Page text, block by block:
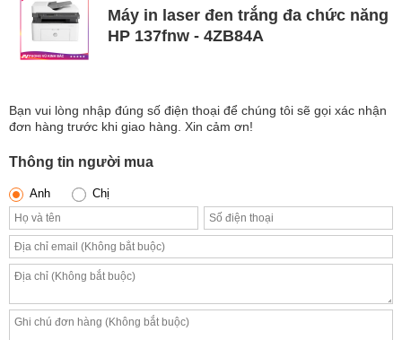
được
chọn
phẩm
Máy in laser đen trắng đa chức năng
HP 137fnw - 4ZB84A
Bạn vui lòng nhập đúng số điện thoại để chúng tôi sẽ gọi xác nhận
đơn hàng trước khi giao hàng. Xin cảm ơn!
Thông tin người mua
Anh Chị